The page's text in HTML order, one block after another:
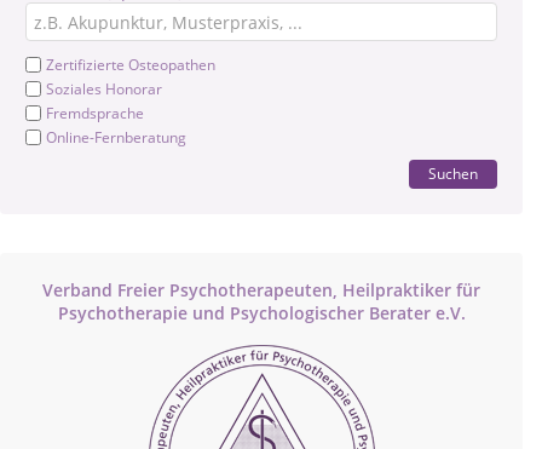
Zertifizierte Osteopathen
Soziales Honorar
Fremdsprache
Online-Fernberatung
Suchen
Verband Freier Psychotherapeuten, Heilpraktiker für
Psychotherapie und Psychologischer Berater e.V.